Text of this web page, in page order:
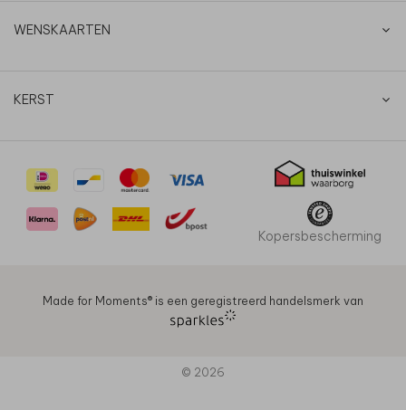
WENSKAARTEN
KERST
Kopersbescherming
Made for Moments®️ is een geregistreerd handelsmerk van
© 2026